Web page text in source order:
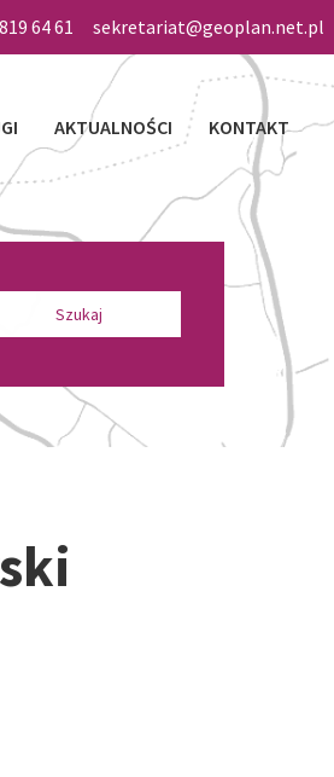
64 61 sekretariat@geoplan.net.pl
AKTUALNOŚCI KONTAKT